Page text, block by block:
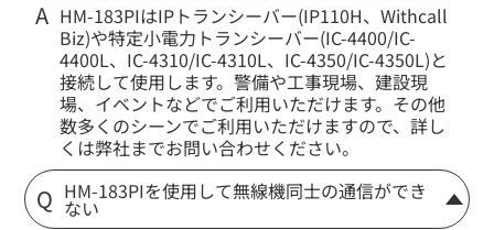
HM-183PIはIPトランシーバー(IP110H、Withcall
Biz)や特定小電力トランシーバー(IC-4400/IC-
4400L、IC-4310/IC-4310L、IC-4350/IC-4350L)と
接続して使用します。警備や工事現場、建設現
場、イベントなどでご利用いただけます。その他
数多くのシーンでご利用いただけますので、詳し
くは弊社までお問い合わせください。
HM-183PIを使用して無線機同士の通信ができ
ない